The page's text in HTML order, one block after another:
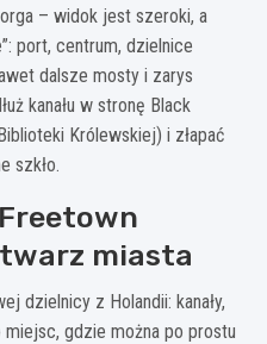
– widok jest szeroki, a
port, centrum, dzielnice
dalsze mosty i zarys
kanału w stronę Black
Królewskiej) i złapać
szkło.
miasta
dzielnicy z Holandii: kanały,
gdzie można po prostu